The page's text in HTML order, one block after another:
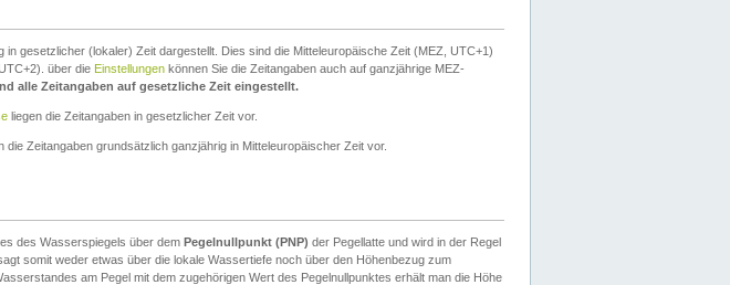
gesetzlicher (lokaler) Zeit dargestellt. Dies sind die Mitteleuropäische Zeit (MEZ, UTC+1)
über die Einstellungen können Sie die Zeitangaben auch auf ganzjährige MEZ-
alle Zeitangaben auf gesetzliche Zeit eingestellt.
liegen die Zeitangaben in gesetzlicher Zeit vor.
die Zeitangaben grundsätzlich ganzjährig in Mitteleuropäischer Zeit vor.
des Wasserspiegels über dem Pegelnullpunkt (PNP) der Pegellatte und wird in der Regel
somit weder etwas über die lokale Wassertiefe noch über den Höhenbezug zum
am Pegel mit dem zugehörigen Wert des Pegelnullpunktes erhält man die Höhe